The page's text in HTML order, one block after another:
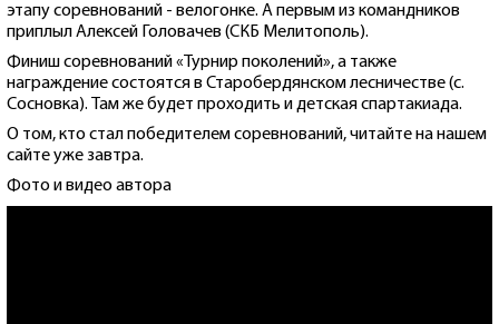
этапу соревнований - велогонке. А первым из командников
приплыл Алексей Головачев (СКБ Мелитополь).
Финиш соревнований «Турнир поколений», а также
награждение состоятся в Старобердянском лесничестве (с.
Сосновка). Там же будет проходить и детская спартакиада.
О том, кто стал победителем соревнований, читайте на нашем
сайте уже завтра.
Фото и видео автора